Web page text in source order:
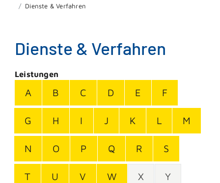
Dienste & Verfahren
Dienste & Verfahren
Leistungen
A B C D E F
G H I J K L M
N O P Q R S
T U V W X Y